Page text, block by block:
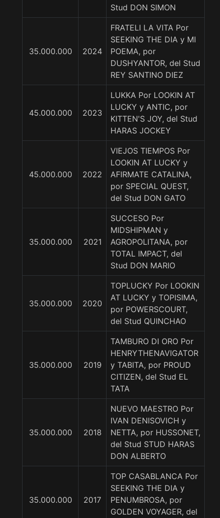
Stud DON SIMON
35.000.000 2024
FRATELI LA VITA Por
SEEKING THE DIA y MI
POEMA, por
DUSHYANTOR, del Stud
REY SANTINO DIEZ
45.000.000 2023
LUKKA Por LOOKIN AT
LUCKY y ANTIC, por
KITTEN'S JOY, del Stud
HARAS JOCKEY
45.000.000 2022
VIEJOS TIEMPOS Por
LOOKIN AT LUCKY y
AFIRMATE CATALINA,
por SPECIAL QUEST,
del Stud DON GATO
35.000.000 2021
SUCCESO Por
MIDSHIPMAN y
AGROPOLITANA, por
TOTAL IMPACT, del
Stud DON MARIO
35.000.000 2020
TOPLUCKY Por LOOKIN
AT LUCKY y TOPISIMA,
por POWERSCOURT,
del Stud QUINCHAO
35.000.000 2019
TAMBURO DI ORO Por
HENRYTHENAVIGATOR
y TABITA, por PROUD
CITIZEN, del Stud EL
TATA
35.000.000 2018
NUEVO MAESTRO Por
IVAN DENISOVICH y
NETTA, por HUSSONET,
del Stud STUD HARAS
DON ALBERTO
35.000.000 2017
TOP CASABLANCA Por
SEEKING THE DIA y
PENUMBROSA, por
GOLDEN VOYAGER, del